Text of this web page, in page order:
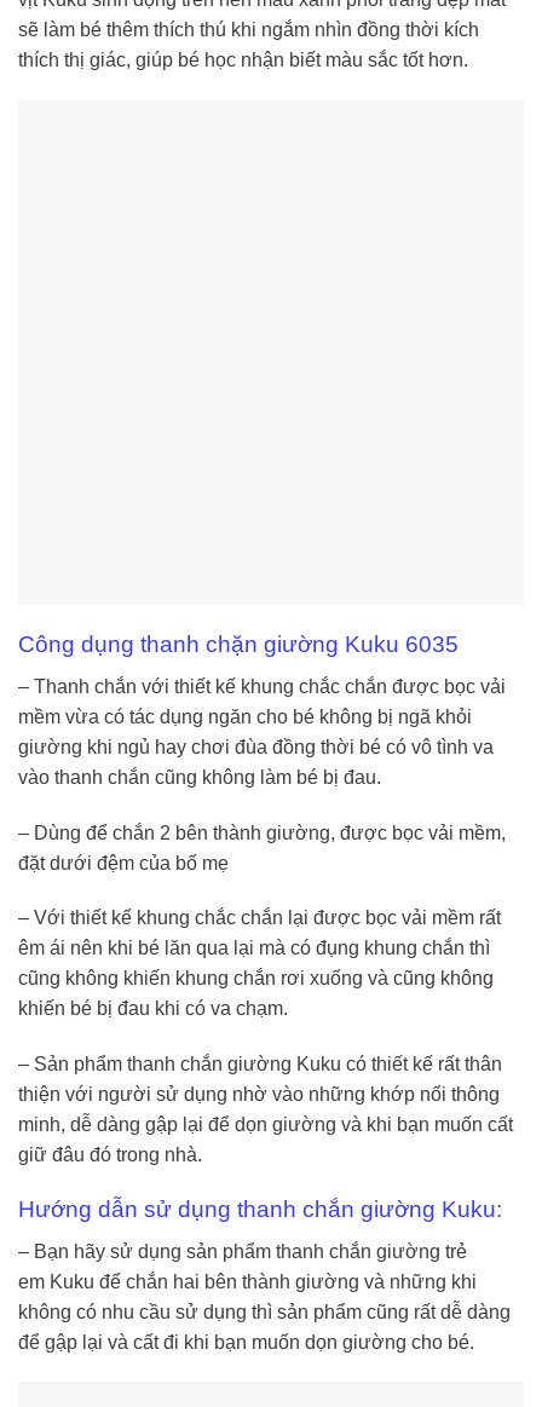
sẽ làm bé thêm thích thú khi ngắm nhìn đồng thời kích
thích thị giác, giúp bé học nhận biết màu sắc tốt hơn.
Công dụng thanh chặn giường Kuku 6035
– Thanh chắn với thiết kế khung chắc chắn được bọc vải
mềm vừa có tác dụng ngăn cho bé không bị ngã khỏi
giường khi ngủ hay chơi đùa đồng thời bé có vô tình va
vào thanh chắn cũng không làm bé bị đau.
– Dùng để chắn 2 bên thành giường, được bọc vải mềm,
đặt dưới đệm của bố mẹ
– Với thiết kế khung chắc chắn lại được bọc vải mềm rất
êm ái nên khi bé lăn qua lại mà có đụng khung chắn thì
cũng không khiến khung chắn rơi xuống và cũng không
khiến bé bị đau khi có va chạm.
– Sản phẩm thanh chắn giường Kuku có thiết kế rất thân
thiện với người sử dụng nhờ vào những khớp nối thông
minh, dễ dàng gập lại để dọn giường và khi bạn muốn cất
giữ đâu đó trong nhà.
Hướng dẫn sử dụng thanh chắn giường Kuku:
– Bạn hãy sử dụng sản phẩm thanh chắn giường trẻ
em Kuku để chắn hai bên thành giường và những khi
không có nhu cầu sử dụng thì sản phẩm cũng rất dễ dàng
để gập lại và cất đi khi bạn muốn dọn giường cho bé.